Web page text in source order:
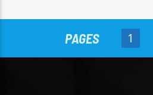
PAGES 1